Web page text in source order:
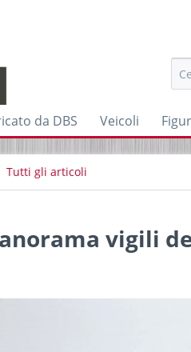
da DBS Veicoli
Tutti gli articoli
vigili